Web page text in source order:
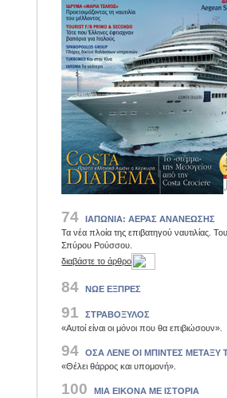
74
ΙΑΠΩΝΙΑ: ΑΕΡΑΣ ΑΝΑΝΕΩΣΗΣ
Τα νέα πλοία της επιβατηγού ναυτιλίας.
Σπύρου Ρούσσου.
διαβάστε το άρθρο
84 ΝΩΕ ΕΞΠΡΕΣ
91
ΣΤΡΑΒΟΞΥΛΟΣ
«Αυτοί είναι οι μόνοι που θα επιβιώσουν».
94
ΟΣΑ ΛΕΝΕ ΟΙ ΜΠΙΝΤΕΣ ΜΕΤΑΞΥ
«Θέλει θάρρος και υπομονή».
100 ΜΙΑ ΕΙΚΟΝΑ ΜΕ ΙΣΤΟΡΙΑ